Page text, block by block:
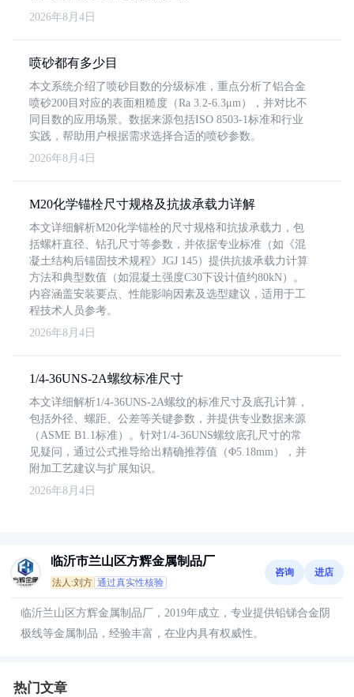
2026年8月4日
喷砂都有多少目
本文系统介绍了喷砂目数的分级标准，重点分析了铝合金
喷砂200目对应的表面粗糙度（Ra 3.2-6.3μm），并对比不
同目数的应用场景。数据来源包括ISO 8503-1标准和行业
实践，帮助用户根据需求选择合适的喷砂参数。
2026年8月4日
M20化学锚栓尺寸规格及抗拔承载力详解
本文详细解析M20化学锚栓的尺寸规格和抗拔承载力，包
括螺杆直径、钻孔尺寸等参数，并依据专业标准（如《混
凝土结构后锚固技术规程》JGJ 145）提供抗拔承载力计算
方法和典型数值（如混凝土强度C30下设计值约80kN）。
内容涵盖安装要点、性能影响因素及选型建议，适用于工
程技术人员参考。
2026年8月4日
1/4-36UNS-2A螺纹标准尺寸
本文详细解析1/4-36UNS-2A螺纹的标准尺寸及底孔计算，
包括外径、螺距、公差等关键参数，并提供专业数据来源
（ASME B1.1标准）。针对1/4-36UNS螺纹底孔尺寸的常
见疑问，通过公式推导给出精确推荐值（Φ5.18mm），并
附加工艺建议与扩展知识。
2026年8月4日
临沂市兰山区方辉金属制品厂
法人:刘方 通过真实性核验
咨询 进店
临沂兰山区方辉金属制品厂，2019年成立，专业提供铅锑合金阴
极线等金属制品，经验丰富，在业内具有权威性。
热门文章